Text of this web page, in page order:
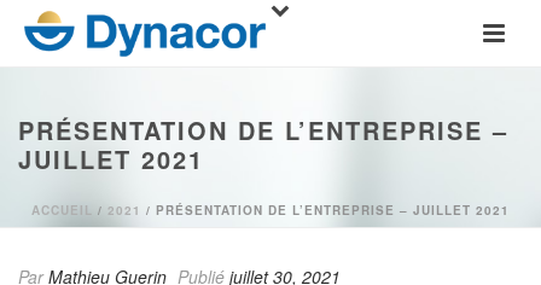
PRÉSENTATION DE L’ENTREPRISE –
JUILLET 2021
ACCUEIL / 2021 / PRÉSENTATION DE L’ENTREPRISE – JUILLET 2021
ParMathieu Guerin Publié juillet 30, 2021